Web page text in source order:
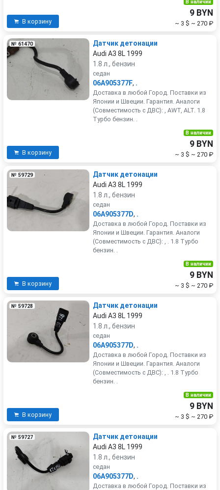
В корзину
В наличии
9 BYN
~ 3 $ ~ 270 ₽
№ 61470
Датчик детонации
Audi A3 8L 1999
1.8 л., бензин
седан
06A905377F, .
Доставка в любой Город. Поставки из
Японии и Швеции. Гарантия. Аналоги
(Совместимость с ДВС): , AWT, ALT. 1.8
Турбо бензин. .
В корзину
В наличии
9 BYN
~ 3 $ ~ 270 ₽
№ 59729
Датчик детонации
Audi A3 8L 1999
1.8 л., бензин
седан
06A905377D, .
Доставка в любой Город. Поставки из
Японии и Швеции. Гарантия. Аналоги
(Совместимость с ДВС): , . 1.8 Турбо
бензин. .
В корзину
В наличии
9 BYN
~ 3 $ ~ 270 ₽
№ 59728
Датчик детонации
Audi A3 8L 1999
1.8 л., бензин
седан
06A905377D, .
Доставка в любой Город. Поставки из
Японии и Швеции. Гарантия. Аналоги
(Совместимость с ДВС): , . 1.8 Турбо
бензин. .
В корзину
В наличии
9 BYN
~ 3 $ ~ 270 ₽
№ 59727
Датчик детонации
Audi A3 8L 1999
1.8 л., бензин
седан
06A905377D, .
Доставка в любой Город. Поставки из